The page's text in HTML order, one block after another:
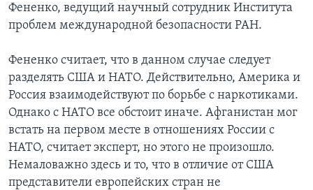
Фененко, ведущий научный сотрудник Института
проблем международной безопасности РАН.
Фененко считает, что в данном случае следует
разделять США и НАТО. Действительно, Америка и
Россия взаимодействуют по борьбе с наркотиками.
Однако с НАТО все обстоит иначе. Афганистан мог
встать на первом месте в отношениях России с
НАТО, считает эксперт, но этого не произошло.
Немаловажно здесь и то, что в отличие от США
представители европейских стран не